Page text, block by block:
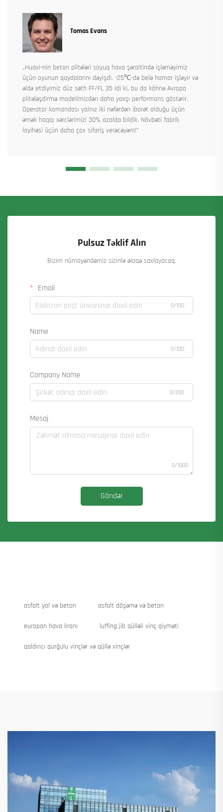
Tomas Evans
„Huaxi-nin beton plitələri soyuq hava şəraitində işləməyimiz
üçün oyunun qaydalarını dəyişdi. -25℃-də belə hamar işləyir və
əldə etdiyimiz düz səth FF/FL 35 idi ki, bu da köhnə Avropa
plitələşdirmə modelimizdən daha yaxşı performans göstərir.
Operator komandası yalnız iki nəfərdən ibarət olduğu üçün
əmək haqqı xərclərimizi 30% azalda bildik. Növbəti fabrik
layihəsi üçün daha çox sifariş verəcəyəm!“
Pulsuz Təklif Alın
Bizim nümayəndəmiz sizinlə əlaqə saxlayacaq.
Email
0/100
Name
0/100
Company Name
0/200
Mesaj
0/1000
Göndər
asfalt yol və beton asfalt döşəmə və beton
europan hava kranı luffing jib qülləli vinç qiyməti
qaldırıcı qurğulu vinçlər və qüllə vinçlər